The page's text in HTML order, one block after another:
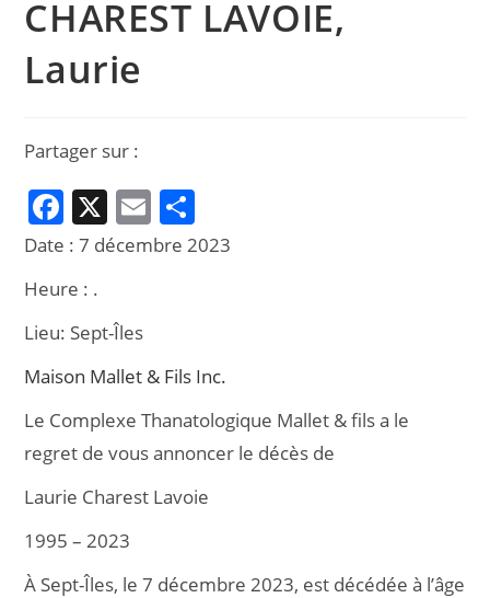
CHAREST LAVOIE,
Laurie
Partager sur :
F
a
c
e
b
o
o
k
X E
m ar
Date :7 décembre 2023
Heure : .
Lieu: Sept-Îles
Maison Mallet & Fils Inc.
Le Complexe Thanatologique Mallet & fils a le
regret de vous annoncer le décès de
Laurie Charest Lavoie
1995 – 2023
À Sept-Îles, le 7 décembre 2023, est décédée à l’âge